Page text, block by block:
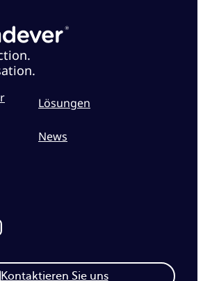
Lösungen
News
Kontaktieren Sie uns
page
page
Youtube page
our X page
to our Instagram page